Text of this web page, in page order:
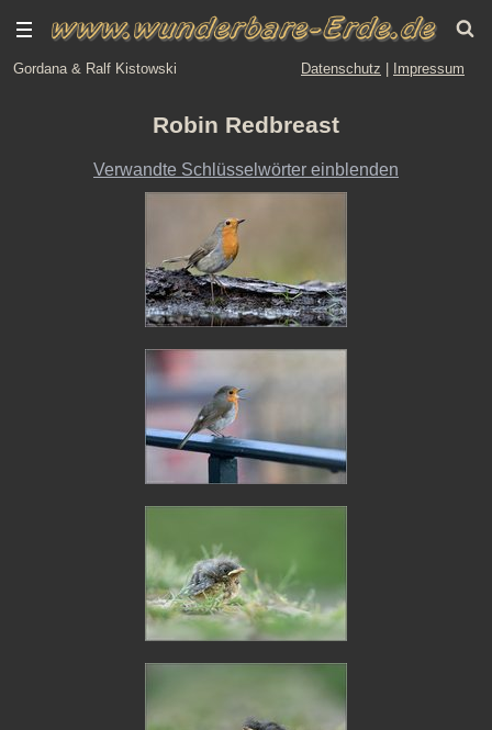
Gordana & Ralf Kistowski Datenschutz Impressum
Robin Redbreast
Verwandte Schlüsselwörter einblenden